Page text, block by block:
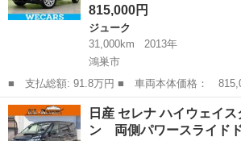
815,000円
ジューク
31,000km
2013年
鴻巣市
■ 支払総額: 91.8万円 ■ 車両本体価格： 815,000 円 ■ メーカー
名： 日産 ■ 車種名： ジューク ■ グレード
プＶ ★★★新品タイヤ／純正 ＳＤナビ／ＥＢ
モニター／ワ...
埼玉 鴻巣市 ジューク
日産 セレナ ハイウェイ
ン 両側パワースライド